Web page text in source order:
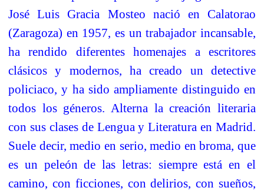
José Luis Gracia Mosteo nació en Calatorao
(Zaragoza) en 1957, es un trabajador incansable,
ha rendido diferentes homenajes a escritores
clásicos y modernos, ha creado un detective
policiaco, y ha sido ampliamente distinguido en
todos los géneros. Alterna la creación literaria
con sus clases de Lengua y Literatura en Madrid.
Suele decir, medio en serio, medio en broma, que
es un peleón de las letras: siempre está en el
camino, con ficciones, con delirios, con sueños,